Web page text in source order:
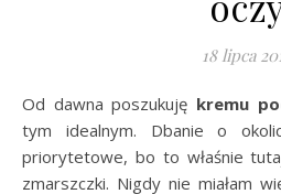
18 lipca
Od dawna poszukuję kremu
tym idealnym. Dbanie o
priorytetowe, bo to właśnie
zmarszczki. Nigdy nie miałam